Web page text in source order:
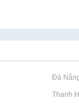
Rao vặt tại Đà
Rao vặt tại Thanh